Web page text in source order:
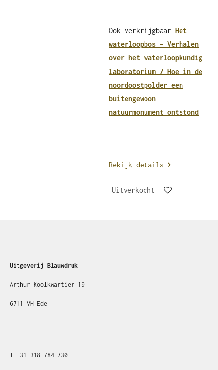
Ook verkrijgbaar Het
waterloopbos – Verhalen
over het waterloopkundig
laboratorium / Hoe in de
noordoostpolder een
buitengewoon
natuurmonument ontstond
Bekijk details
Uitverkocht
Uitgeverij Blauwdruk
Arthur Koolkwartier 19
6711 VH Ede
T +31 318 784 730